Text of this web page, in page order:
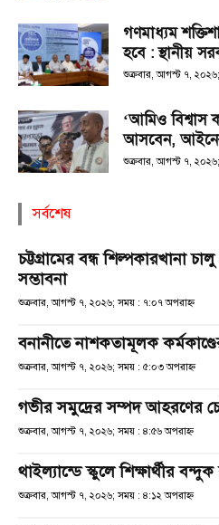
গণমাধ্যম
হবে : স্থানীয়
শুক্রবার, আগস্ট ৭,
‘আমিও বিশ্বাস
আসবেন,
শুক্রবার, আগস্ট ৭,
সর্বশেষ
চট্টগ্রামের বন্ধ শিল্পকারখানা
সম্ভাবনা
শুক্রবার, আগস্ট ৭, ২০২৬; সময় : ৭:০৭ অপরাহ্ণ
বনানীতে নাশকতামূলক
শুক্রবার, আগস্ট ৭, ২০২৬; সময় : ৫:০৩ অপরাহ্ণ
গভীর সমুদ্রের সম্পদ আহরণের চেষ্টা
শুক্রবার, আগস্ট ৭, ২০২৬; সময় : ৪:৫৬ অপরাহ্ণ
থাইল্যান্ডে স্কুলে শিক্ষার্থীর
শুক্রবার, আগস্ট ৭, ২০২৬; সময় : ৪:১২ অপরাহ্ণ